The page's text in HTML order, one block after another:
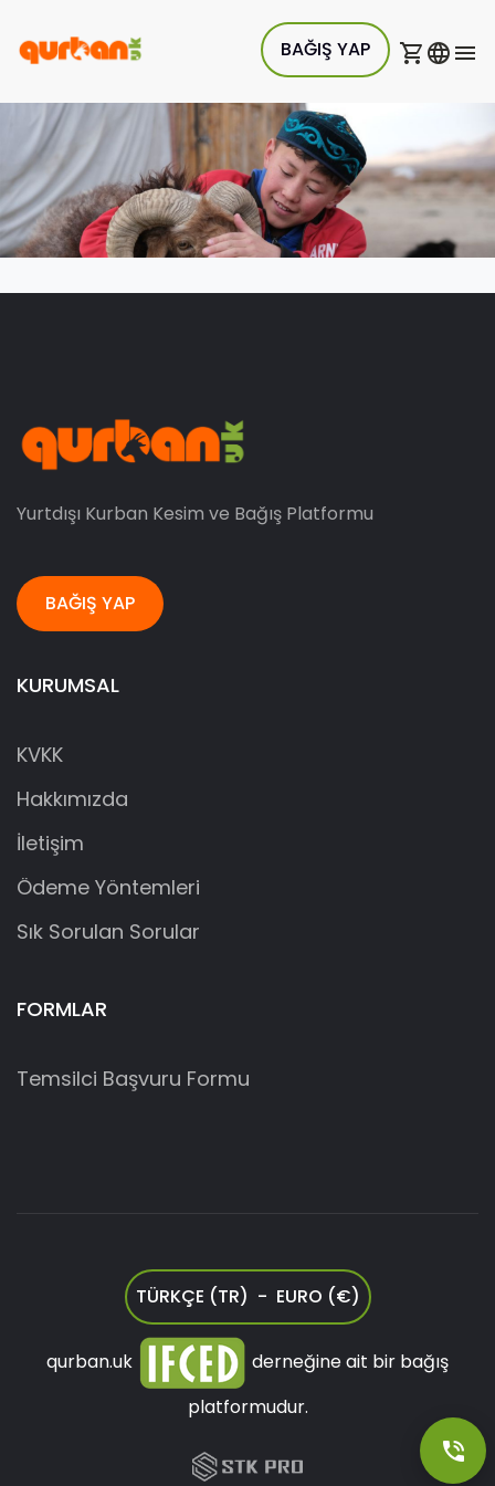
BAĞIŞ YAP
Yurtdışı Kurban Kesim ve Bağış Platformu
BAĞIŞ YAP
KURUMSAL
KVKK
Hakkımızda
İletişim
Ödeme Yöntemleri
Sık Sorulan Sorular
FORMLAR
Temsilci Başvuru Formu
TÜRKÇE (TR) - EURO (€)
qurban.uk
derneğine ait bir bağış
platformudur.